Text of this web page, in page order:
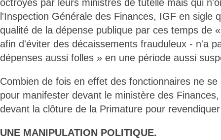
octroyés par leurs ministres de tutelle mais qui
l'Inspection Générale des Finances, IGF en sigle
qualité de la dépense publique par ces temps de
afin d'éviter des décaissements frauduleux - n'a
dépenses aussi folles » en une période aussi
Combien de fois en effet des fonctionnaires ne
pour manifester devant le ministère des
devant la clôture de la Primature pour
UNE MANIPULATION POLITIQUE.